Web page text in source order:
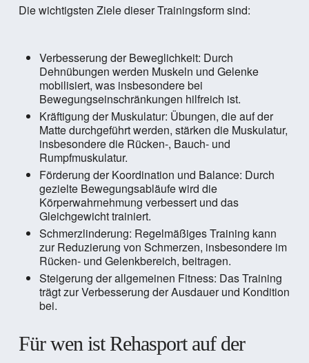
Die wichtigsten Ziele dieser Trainingsform sind:
Verbesserung der Beweglichkeit: Durch
Dehnübungen werden Muskeln und Gelenke
mobilisiert, was insbesondere bei
Bewegungseinschränkungen hilfreich ist.
Kräftigung der Muskulatur: Übungen, die auf der
Matte durchgeführt werden, stärken die Muskulatur,
insbesondere die Rücken-, Bauch- und
Rumpfmuskulatur.
Förderung der Koordination und Balance: Durch
gezielte Bewegungsabläufe wird die
Körperwahrnehmung verbessert und das
Gleichgewicht trainiert.
Schmerzlinderung: Regelmäßiges Training kann
zur Reduzierung von Schmerzen, insbesondere im
Rücken- und Gelenkbereich, beitragen.
Steigerung der allgemeinen Fitness: Das Training
trägt zur Verbesserung der Ausdauer und Kondition
bei.
Für wen ist Rehasport auf der